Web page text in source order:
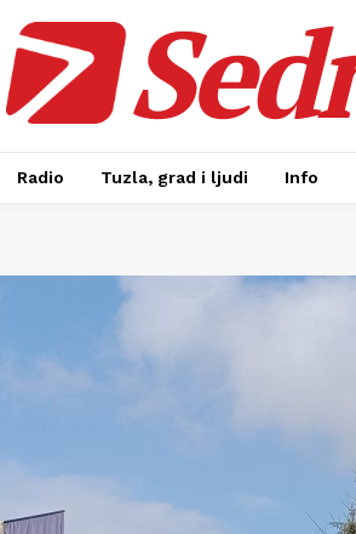
Radio Tuzla, grad i ljudi Info